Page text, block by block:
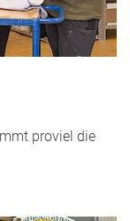
proviel die